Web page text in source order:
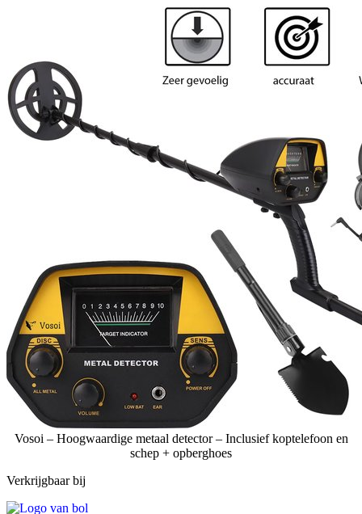
Vosoi – Hoogwaardige metaal detector – Inclusief koptelefoon en
schep + opberghoes
Verkrijgbaar bij